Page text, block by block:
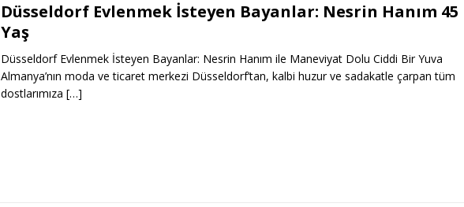
Düsseldorf Evlenmek İsteyen Bayanlar: Nesrin Hanım 45
Yaş
Düsseldorf Evlenmek İsteyen Bayanlar: Nesrin Hanım ile Maneviyat Dolu Ciddi Bir Yuva
Almanya’nın moda ve ticaret merkezi Düsseldorf’tan, kalbi huzur ve sadakatle çarpan tüm
dostlarımıza […]